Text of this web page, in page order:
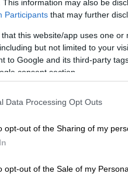
This information may also be
Participants that may further
that this website/app uses one
but not limited to your
to Google and its third-party
consent section.
Data Processing Opt Outs
opt-out of the Sharing of my
opt-out of the Sale of my
Κόσμος|02.02.2024
Χούθι
κατά του Ισραήλ